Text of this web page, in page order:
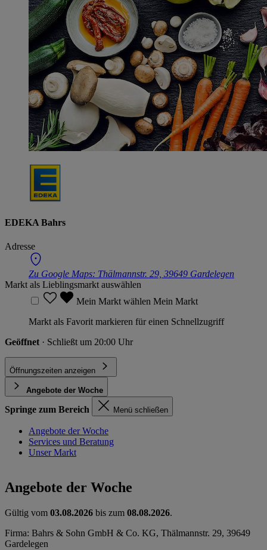
EDEKA Bahrs
Adresse
Zu Google Maps: Thälmannstr. 29, 39649 Gardelegen
Markt als Lieblingsmarkt auswählen
Mein Markt wählen Mein Markt
Markt als Favorit markieren für einen Schnellzugriff
Geöffnet · Schließt um 20:00 Uhr
Öffnungszeiten anzeigen
Angebote der Woche
Springe zum Bereich Menü schließen
Angebote der Woche
Services und Beratung
Unser Markt
Angebote der Woche
Gültig vom 03.08.2026 bis zum 08.08.2026.
Firma: Bahrs & Sohn GmbH & Co. KG, Thälmannstr. 29, 39649
Gardelegen